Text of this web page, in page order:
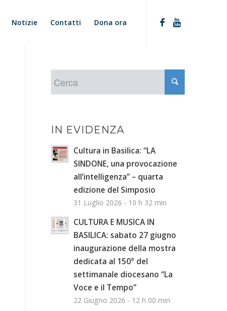
Notizie Contatti Dona ora
IN EVIDENZA
Cultura in Basilica: “LA
SINDONE, una provocazione
all’intelligenza” – quarta
edizione del Simposio
31 Luglio 2026 - 10 h 32 min
CULTURA E MUSICA IN
BASILICA: sabato 27 giugno
inaugurazione della mostra
dedicata al 150° del
settimanale diocesano “La
Voce e il Tempo”
22 Giugno 2026 - 12 h 00 min